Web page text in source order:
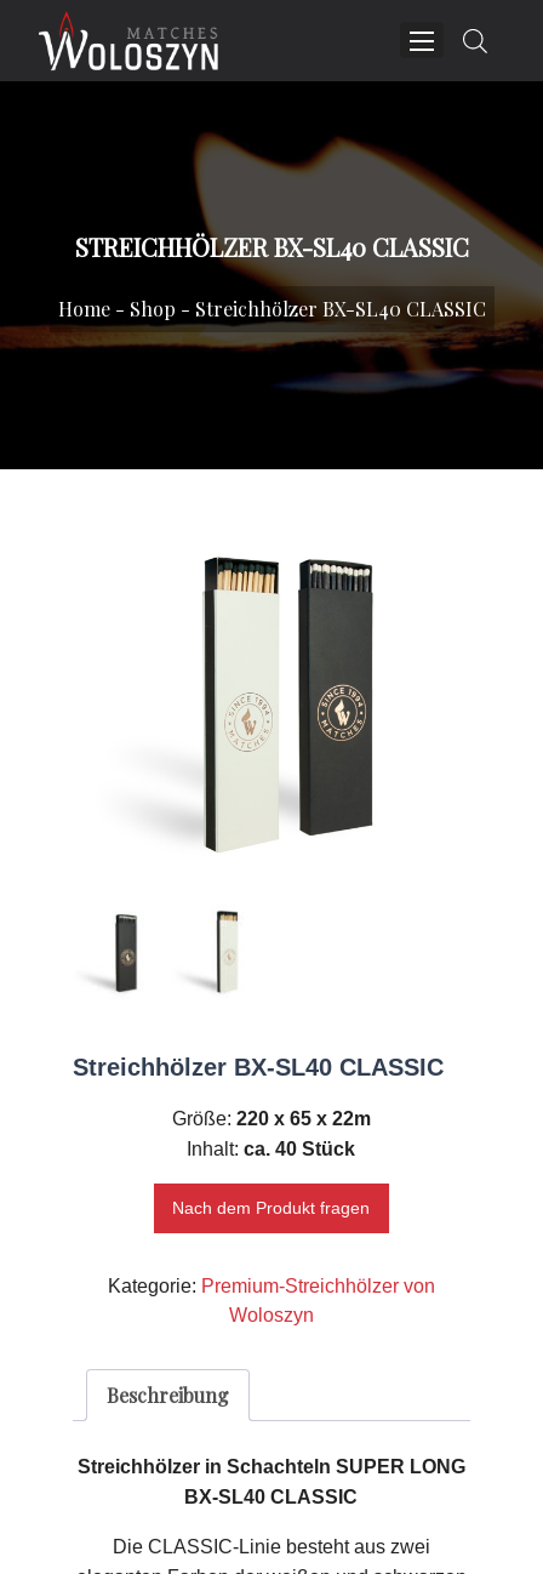
STREICHHÖLZER BX-SL40 CLASSIC
Home- Shop - Streichhölzer BX-SL40 CLASSIC
Streichhölzer BX-SL40 CLASSIC
Größe: 220 x 65 x 22m
Inhalt:ca. 40 Stück
Nach dem Produkt fragen
Kategorie: Premium-Streichhölzer von
Woloszyn
Beschreibung
Streichhölzer in Schachteln SUPER LONG
BX-SL40 CLASSIC
Die CLASSIC-Linie besteht aus zwei